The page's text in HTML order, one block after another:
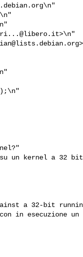
\n"
>\n"
un kernel a 32
a 32-bit
in esecuzione